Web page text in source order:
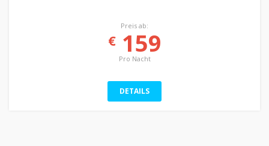
Preis ab:
€159
Pro Nacht
DETAILS